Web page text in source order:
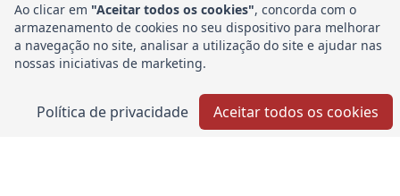
Banco CNH Industrial Store | Powered by Gift Consult•
Ao clicar em "Aceitar todos os cookies", concorda com o
armazenamento de cookies no seu dispositivo para melhorar
a navegação no site, analisar a utilização do site e ajudar nas
nossas iniciativas de marketing.
Política de privacidade Aceitar todos os cookies